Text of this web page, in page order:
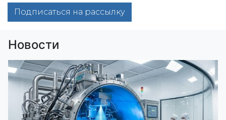
Подписаться на рассылку
Новости